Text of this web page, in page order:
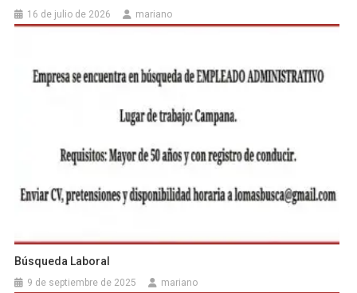
16 de julio de 2026 mariano
Búsqueda Laboral
9 de septiembre de 2025 mariano